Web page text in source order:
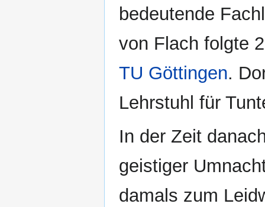
bedeutende
von Flach folgte
TU Göttingen.
Lehrstuhl für
In der Zeit
geistiger
damals zum